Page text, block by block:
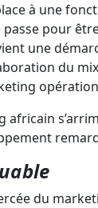
à une
passe pour
une
du
du